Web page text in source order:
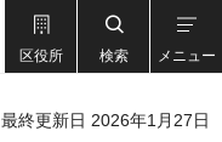
区役所 検索 メニュー
最終更新日 2026年1月27日